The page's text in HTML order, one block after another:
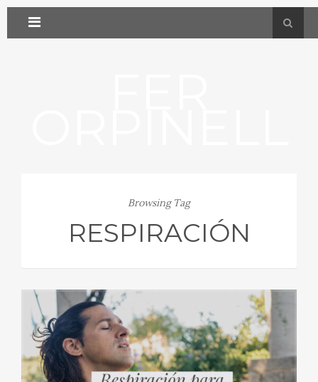
Browsing Tag
RESPIRACIÓN